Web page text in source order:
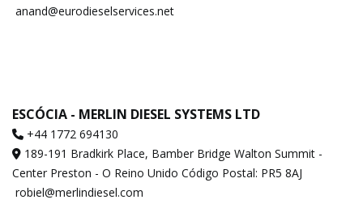
anand@eurodieselservices.net
ESCÓCIA - MERLIN DIESEL SYSTEMS LTD
+44 1772 694130
189-191 Bradkirk Place, Bamber Bridge Walton Summit -
Center Preston - O Reino Unido Código Postal: PR5 8AJ
robiel@merlindiesel.com